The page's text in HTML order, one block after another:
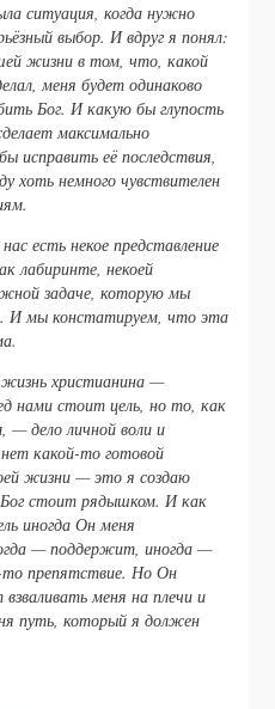
ситуация, когда нужно
выбор. И вдруг я понял:
жизни в том, что, какой
меня будет одинаково
Бог. И какую бы глупость
максимально
исправить её последствия,
хоть немного чувствителен
есть некое представление
лабиринте, некоей
задаче, которую мы
И мы констатируем, что эта
христианина —
нами стоит цель, но то, как
— дело личной воли и
какой-то готовой
жизни — это я создаю
стоит рядышком. И как
иногда Он меня
— поддержит, иногда —
то препятствие. Но Он
взваливать меня на плечи и
путь, который я должен